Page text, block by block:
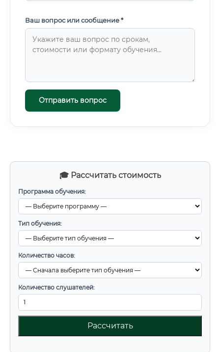
🎓 Рассчитать стоимость
Программа обучения:
Тип обучения:
Количество часов:
Количество слушателей:
Рассчитать
Ваш вопрос или сообщение *
Отправить вопрос